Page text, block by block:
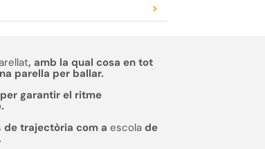
>
, amb la qual cosa en tot
parella per ballar.
per garantir el ritme
de trajectòria com a escolade